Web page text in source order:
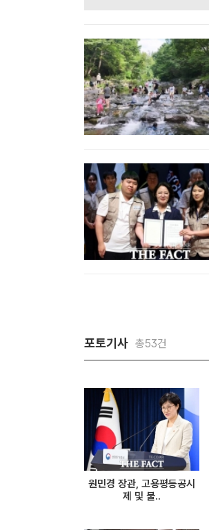
포토기사 총53건
원민경 장관, 고용평등공시
제 및 불..